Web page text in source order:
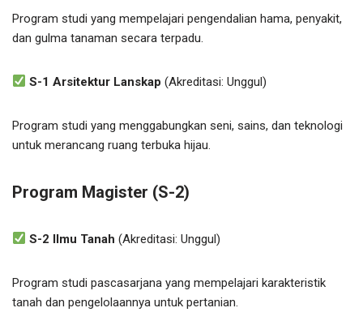
Program studi yang mempelajari pengendalian hama, penyakit,
dan gulma tanaman secara terpadu.
S-1 Arsitektur Lanskap (Akreditasi: Unggul)
Program studi yang menggabungkan seni, sains, dan teknologi
untuk merancang ruang terbuka hijau.
Program Magister (S-2)
S-2 Ilmu Tanah (Akreditasi: Unggul)
Program studi pascasarjana yang mempelajari karakteristik
tanah dan pengelolaannya untuk pertanian.